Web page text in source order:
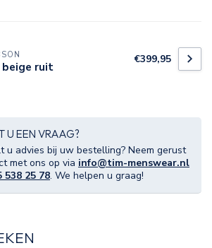
ruit €399,95
U EEN VRAAG?
u advies bij uw bestelling? Neem gerust
met ons op via info@tim-menswear.nl
538 25 78. We helpen u graag!